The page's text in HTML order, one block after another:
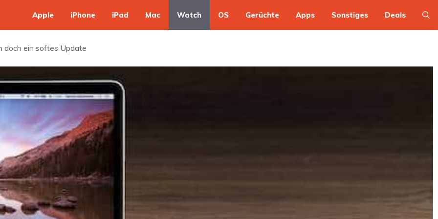
Apple iPhone iPad Mac Watch OS Gerüchte Apps Sonstiges Deals
doch ein softes Update